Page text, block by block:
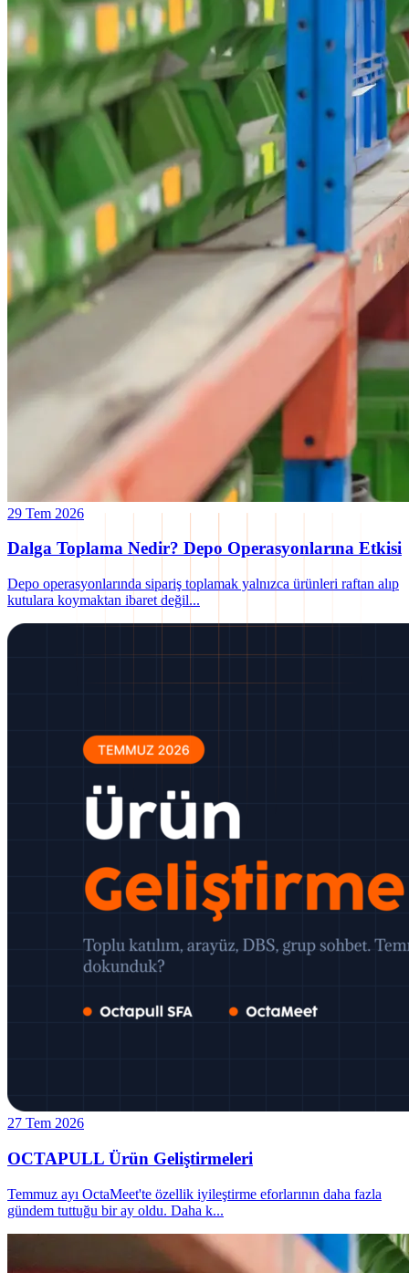
29 Tem 2026
Dalga Toplama Nedir? Depo Operasyonlarına Etkisi
Depo operasyonlarında sipariş toplamak yalnızca ürünleri raftan alıp
kutulara koymaktan ibaret değil...
27 Tem 2026
OCTAPULL Ürün Geliştirmeleri
Temmuz ayı OctaMeet'te özellik iyileştirme eforlarının daha fazla
gündem tuttuğu bir ay oldu. Daha k...